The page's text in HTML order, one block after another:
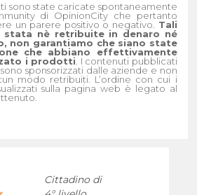
sono state caricate spontaneamente
di OpinionCity che pertanto
un parere positivo o negativo. Tali
stata nè retribuite in denaro né
non garantiamo che siano state
che abbiano effettivamente
i prodotti . I contenuti pubblicati
sponsorizzati dalle aziende e non
modo retribuiti. L’ordine con cui i
sulla pagina web è legato al
Cittadino di